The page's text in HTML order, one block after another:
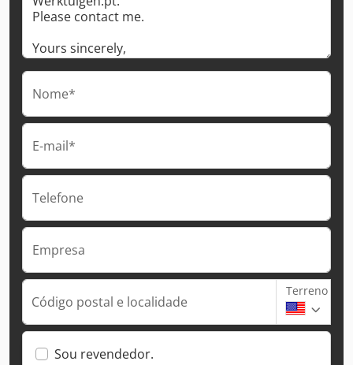
Nome*
E-mail*
Telefone
Empresa
Código postal e localidade
Terreno
Sou revendedor.